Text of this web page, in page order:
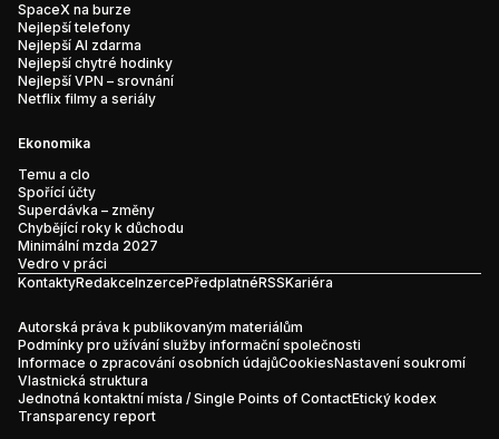
SpaceX na burze
Nejlepší telefony
Nejlepší AI zdarma
Nejlepší chytré hodinky
Nejlepší VPN – srovnání
Netflix filmy a seriály
Ekonomika
Temu a clo
Spořící účty
Superdávka – změny
Chybějící roky k důchodu
Minimální mzda 2027
Vedro v práci
KontaktyRedakceInzercePředplatnéRSSKariéra
Autorská práva k publikovaným materiálům
Podmínky pro užívání služby informační společnosti
Informace o zpracování osobních údajůCookiesNastavení soukromí
Vlastnická struktura
Jednotná kontaktní místa / Single Points of ContactEtický kodex
Transparency report